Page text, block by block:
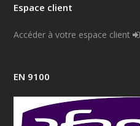
Espace client
Accéder à votre espace client
EN 9100